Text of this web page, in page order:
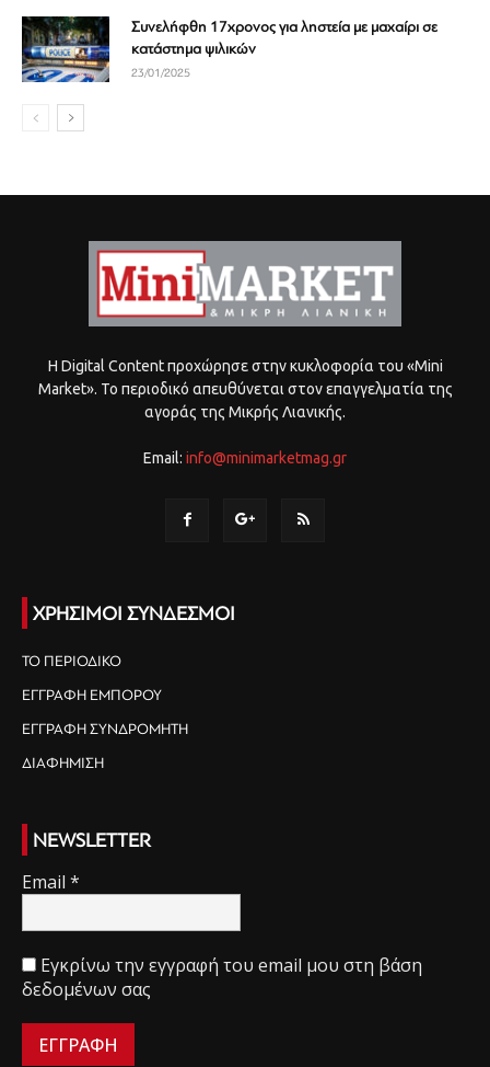
Συνελήφθη 17χρονος για ληστεία με μαχαίρι σε
κατάστημα ψιλικών
23/01/2025
Η Digital Content προχώρησε στην κυκλοφορία του «Mini
Market». Το περιοδικό απευθύνεται στον επαγγελματία της
αγοράς της Μικρής Λιανικής.
Email: info@minimarketmag.gr
ΧΡΗΣΙΜΟΙ ΣΥΝΔΕΣΜΟΙ
ΤΟ ΠΕΡΙΟΔΙΚΟ
ΕΓΓΡΑΦΗ ΕΜΠΟΡΟΥ
ΕΓΓΡΑΦΗ ΣΥΝΔΡΟΜΗΤΗ
ΔΙΑΦΗΜΙΣΗ
NEWSLETTER
Email *
Εγκρίνω την εγγραφή του email μου στη βάση
δεδομένων σας